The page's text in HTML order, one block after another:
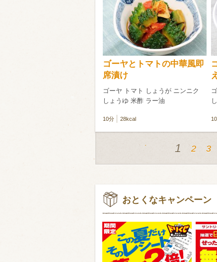
ゴーヤとトマトの中華風即
席漬け
ゴーヤ トマト しょうが ニンニク
しょうゆ 米酢 ラー油
10分 28kcal
え
1 2 3
おとくなキャンペーン